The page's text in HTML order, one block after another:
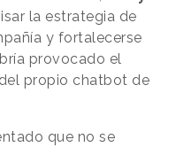
la estrategia de
y fortalecerse
provocado el
propio chatbot de
que no se